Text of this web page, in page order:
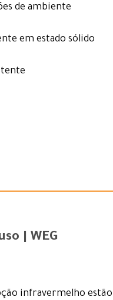
de ambiente
em estado sólido
| WEG
infravermelho estão